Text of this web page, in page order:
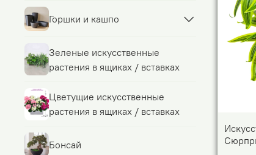
Горшки и кашпо
Зеленые искусственные
растения в ящиках / вставках
Цветущие искусственные
растения в ящиках / вставках
Бонсай